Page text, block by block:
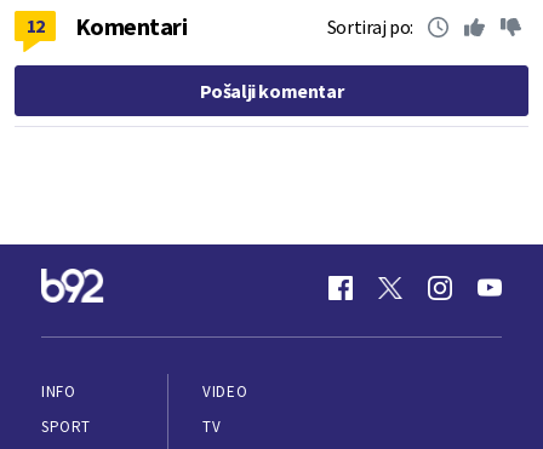
12 Komentari Sortiraj po:
Pošalji komentar
INFO
SPORT
VIDEO
TV